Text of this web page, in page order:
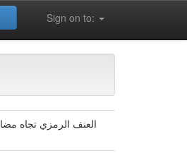
Sign on to:
العنف الرمزي تجاه